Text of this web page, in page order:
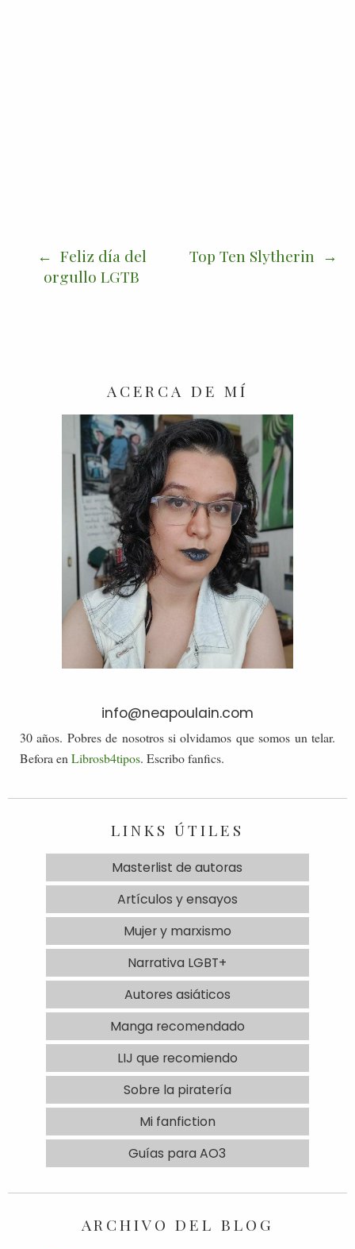
Feliz día del
orgullo LGTB
Top Ten Slytherin
ACERCA DE MÍ
info@neapoulain.com
30 años. Pobres de nosotros si olvidamos que somos un telar.
Befora enLibrosb4tipos. Escribo fanfics.
LINKS ÚTILES
Masterlist de autoras
Artículos y ensayos
Mujer y marxismo
Narrativa LGBT+
Autores asiáticos
Manga recomendado
LIJ que recomiendo
Sobre la piratería
Mi fanfiction
Guías para AO3
ARCHIVO DEL BLOG